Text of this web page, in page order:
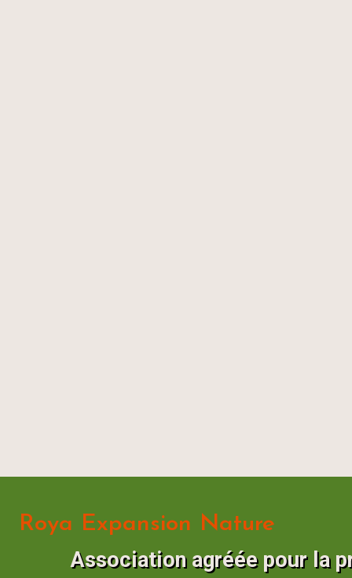
Roya Expansion Nature
Association agréée pour la